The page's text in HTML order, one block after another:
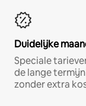
Duidelijke
Speciale
de lange
zonder extra